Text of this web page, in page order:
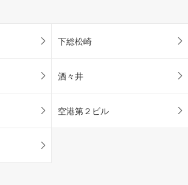
下総松崎
酒々井
空港第２ビル